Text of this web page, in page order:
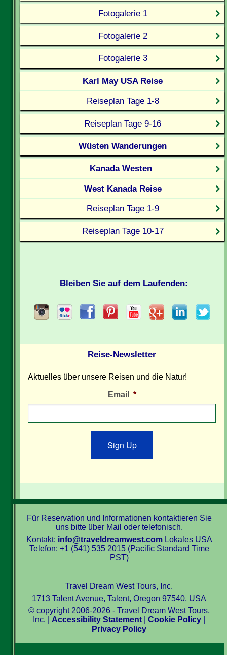
Fotogalerie 1
Fotogalerie 2
Fotogalerie 3
Karl May USA Reise
Reiseplan Tage 1-8
Reiseplan Tage 9-16
Wüsten Wanderungen
Kanada Westen
West Kanada Reise
Reiseplan Tage 1-9
Reiseplan Tage 10-17
Bleiben Sie auf dem Laufenden:
Reise-Newsletter
Aktuelles über unsere Reisen und die Natur!
Email *
Sign Up
Für Reservation und Informationen kontaktieren Sie
uns bitte über Mail oder telefonisch.
Kontakt: info@traveldreamwest.comLokales USA
Telefon: +1 (541) 535 2015 (Pacific Standard Time
PST)
Travel Dream West Tours, Inc.
1713 Talent Avenue, Talent, Oregon 97540, USA
© copyright 2006-2026 - Travel Dream West Tours,
Inc. | Accessibility Statement |Cookie Policy
Privacy Policy